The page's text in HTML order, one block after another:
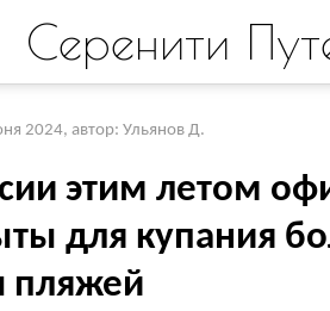
Серенити
2024, автор: Ульянов Д.
этим летом
для купания
пляжей